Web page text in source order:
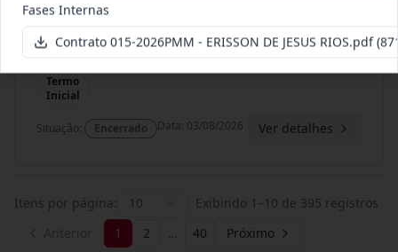
009-
Termo
Inicial
Contratação de pessoa jurídica para
Situação: Encerrado Data: 03/08/2026 Ver detalhes
Itens por página: 10 Exibindo 1 –10 de 395 registros
1 2 … 40 Próximo
Fases Internas
Contrato 015-2026PMM - ERISSON DE JESUS RIOS.pdf